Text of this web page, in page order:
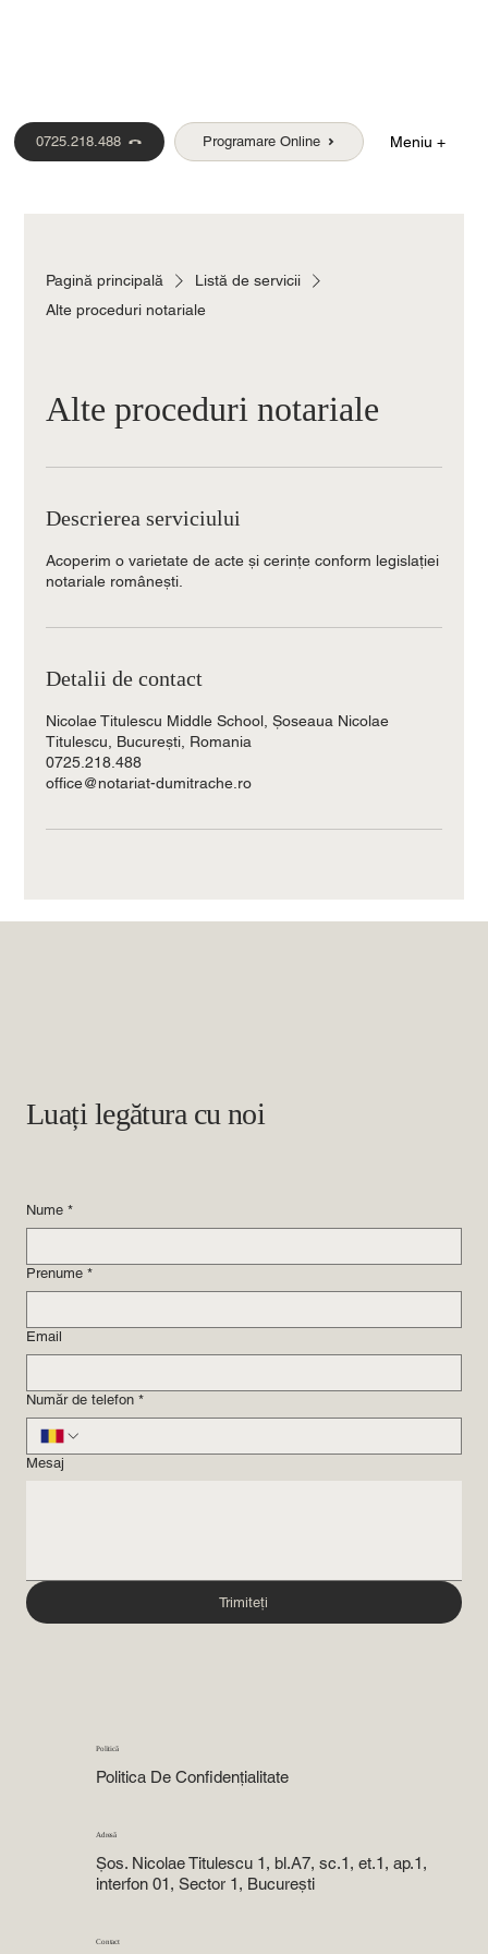
0725.218.488 Programare Online Meniu +
Pagină principală
Listă de servicii
Alte proceduri notariale
Alte proceduri notariale
Descrierea serviciului
Acoperim o varietate de acte și cerințe conform legislației
notariale românești.
Detalii de contact
Nicolae Titulescu Middle School, Șoseaua Nicolae
Titulescu, București, Romania
0725.218.488
office@notariat-dumitrache.ro
Luați legătura cu noi
Nume *
Prenume *
Email
Număr de telefon *
Mesaj
Trimiteți
Politică
Politica De Confidențialitate
Adresă
Șos. Nicolae Titulescu 1, bl.A7, sc.1, et.1, ap.1,
interfon 01, Sector 1, București
Contact